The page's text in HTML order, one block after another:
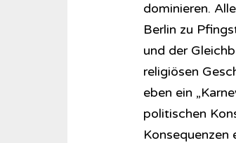
dominieren.
Berlin zu
und der
religiösen
eben ein
politischen